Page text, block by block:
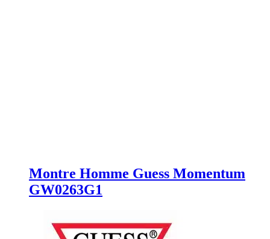
Montre Homme Guess Momentum
GW0263G1